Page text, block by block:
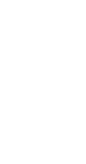
Kriminalität